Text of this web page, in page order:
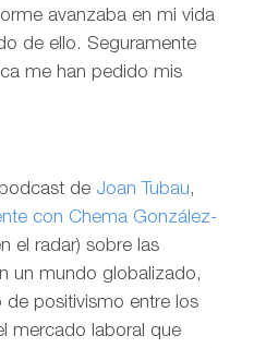
avanzaba en mi vida
de ello. Seguramente
me han pedido mis
de Joan Tubau,
con Chema González-
el radar) sobre las
un mundo globalizado,
de positivismo entre los
mercado laboral que